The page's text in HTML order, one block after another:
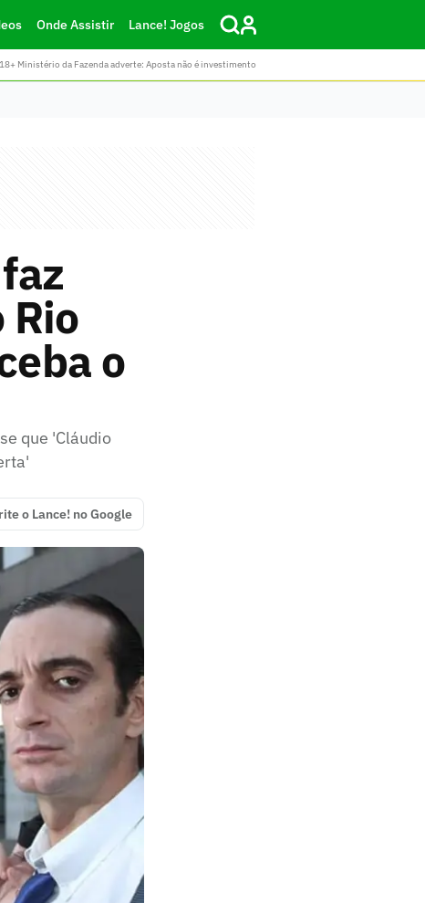
Onde Assistir Lance! Jogos
18+ Ministério da Fazenda adverte: Aposta não é investimento
Rio
o
que 'Cláudio
o Lance! no Google